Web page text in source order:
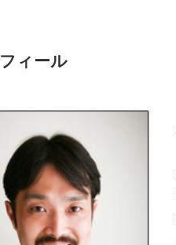
ィール